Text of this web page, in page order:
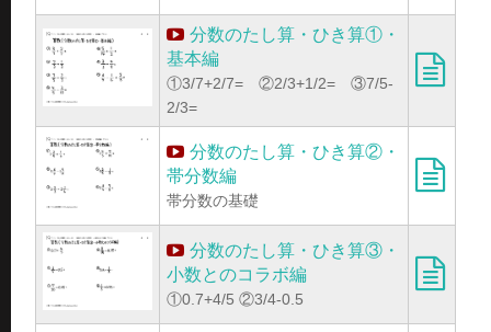
分数のたし算・ひき算①・
基本編
①3/7+2/7= ②2/3+1/2= ③7/5-
2/3=
分数のたし算・ひき算②・
帯分数編
帯分数の基礎
分数のたし算・ひき算③・
小数とのコラボ編
①0.7+4/5 ②3/4-0.5